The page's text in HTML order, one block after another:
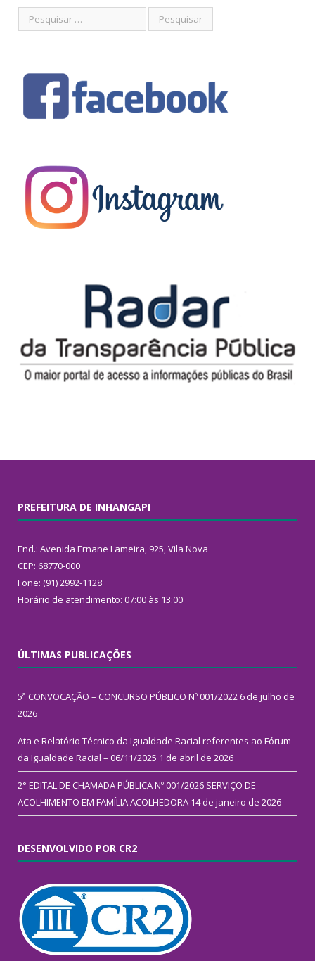
PREFEITURA DE INHANGAPI
End.: Avenida Ernane Lameira, 925, Vila Nova
CEP: 68770-000
Fone: (91) 2992-1128
Horário de atendimento: 07:00 às 13:00
ÚLTIMAS PUBLICAÇÕES
5ª CONVOCAÇÃO – CONCURSO PÚBLICO Nº 001/2022 6 de julho de
2026
Ata e Relatório Técnico da Igualdade Racial referentes ao Fórum
da Igualdade Racial – 06/11/2025 1 de abril de 2026
2° EDITAL DE CHAMADA PÚBLICA Nº 001/2026 SERVIÇO DE
ACOLHIMENTO EM FAMÍLIA ACOLHEDORA 14 de janeiro de 2026
DESENVOLVIDO POR CR2